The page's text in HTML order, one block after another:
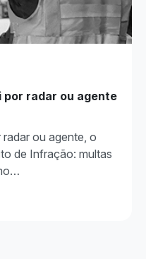
por radar ou agente
ou agente, o
de Infração: multas